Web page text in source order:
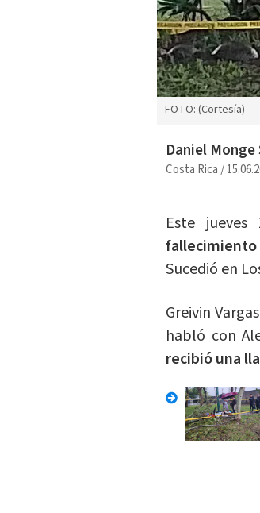
FOTO: (Cortesía)
Daniel Monge
Costa Rica/
Este
fallecimiento
Sucedió en
Greivin
habló con
recibió una